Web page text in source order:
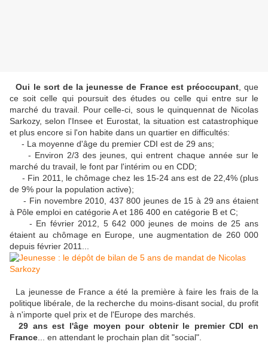
Oui le sort de la jeunesse de France est préoccupant, que
ce soit celle qui poursuit des études ou celle qui entre sur le
marché du travail. Pour celle-ci, sous le quinquennat de Nicolas
Sarkozy, selon l'Insee et Eurostat, la situation est catastrophique
et plus encore si l'on habite dans un quartier en difficultés:
- La moyenne d'âge du premier CDI est de 29 ans;
- Environ 2/3 des jeunes, qui entrent chaque année sur le
marché du travail, le font par l'intérim ou en CDD;
- Fin 2011, le chômage chez les 15-24 ans est de 22,4% (plus
de 9% pour la population active);
- Fin novembre 2010, 437 800 jeunes de 15 à 29 ans étaient
à Pôle emploi en catégorie A et 186 400 en catégorie B et C;
- En février 2012, 5 642 000 jeunes de moins de 25 ans
étaient au chômage en Europe, une augmentation de 260 000
depuis février 2011...
La jeunesse de France a été la première à faire les frais de la
politique libérale, de la recherche du moins-disant social, du profit
à n'importe quel prix et de l'Europe des marchés.
29 ans est l'âge moyen pour obtenir le premier CDI en
France ... en attendant le prochain plan dit "social".